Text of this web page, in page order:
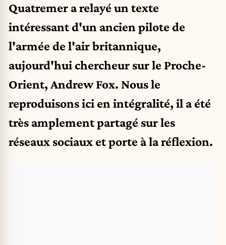
Quatremer a relayé un texte
intéressant d'un ancien pilote de
l'armée de l'air britannique,
aujourd'hui chercheur sur le Proche-
Orient, Andrew Fox. Nous le
reproduisons ici en intégralité, il a été
très amplement partagé sur les
réseaux sociaux et porte à la réflexion.